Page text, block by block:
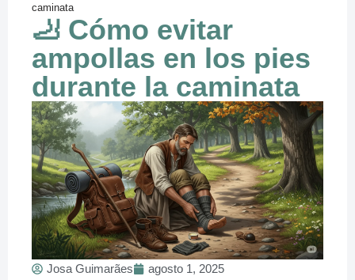
caminata
🦶 Cómo evitar
ampollas en los pies
durante la caminata
Josa Guimarães
agosto 1, 2025